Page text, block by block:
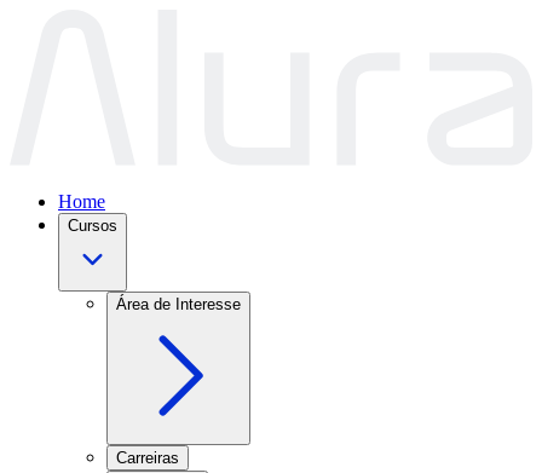
Home
Cursos
Área de Interesse
Carreiras